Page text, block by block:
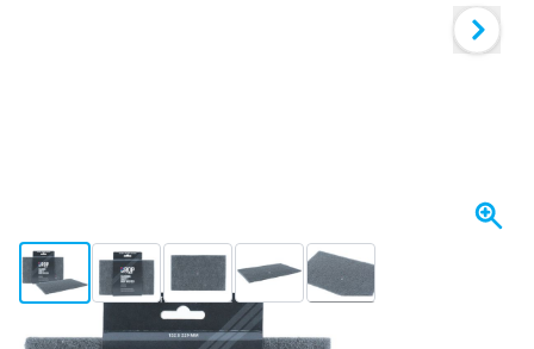
View larger imageView larger imageView larger imageView larger imageView larger image
+4
Op voorraad